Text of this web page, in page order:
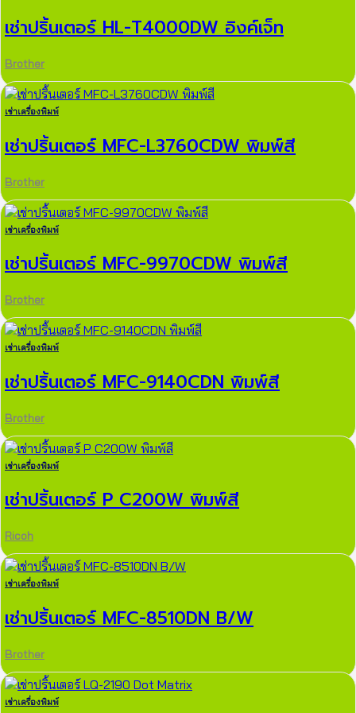
เช่าปริ้นเตอร์ HL-T4000DW อิงค์เจ็ท
Brother
เช่าเครื่องพิมพ์
เช่าปริ้นเตอร์ MFC-L3760CDW พิมพ์สี
Brother
เช่าเครื่องพิมพ์
เช่าปริ้นเตอร์ MFC-9970CDW พิมพ์สี
Brother
เช่าเครื่องพิมพ์
เช่าปริ้นเตอร์ MFC-9140CDN พิมพ์สี
Brother
เช่าเครื่องพิมพ์
เช่าปริ้นเตอร์ P C200W พิมพ์สี
Ricoh
เช่าเครื่องพิมพ์
เช่าปริ้นเตอร์ MFC-8510DN B/W
Brother
เช่าเครื่องพิมพ์